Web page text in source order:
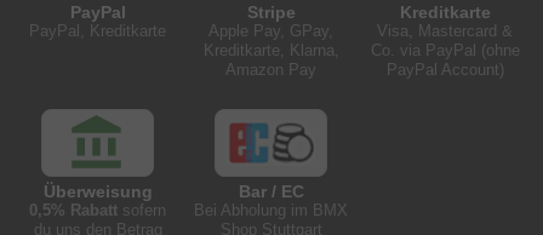
PayPal
PayPal, Kreditkarte
Stripe
Apple Pay, GPay,
Kreditkarte, Klarna,
Amazon Pay
Kreditkarte
Visa, Mastercard &
Co. via PayPal (ohne
PayPal Account)
Überweisung
0,5% Rabatt sofern
du uns den Betrag
Bar / EC
Bei Abholung im BMX
Shop Stuttgart